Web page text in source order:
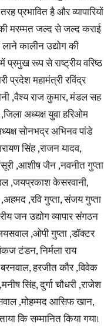
News
Paper
प्रभावित है और व्यापारियों
मरम्मत जल्द से जल्द कराई
कालीन उद्योग की
प्रमुख रूप से राष्ट्रीय वरिष्ठ
प्रदेश महामंत्री रविंद्र
,वैश्य राज कुमार, मंडल सह
अध्यक्ष युवा हरिओम
सोनभद्र अभिनव पांडे
सिंह ,राजन यादव,
,आशीष जैन ,नवनीत गुप्ता
,जयप्रकाश केसरवानी,
,रवि गुप्ता, संजय गुप्ता
जन उद्योग व्यापार संगठन
,ओपी गुप्ता ,डॉक्टर
टंडन, निर्मला राय
बरनवाल, हरजीत कौर ,विवेक
सिंह, दुर्गा चौधरी ,राजेश
,मोहम्मद आसिफ खान,
कि सम्मानित किया गया।